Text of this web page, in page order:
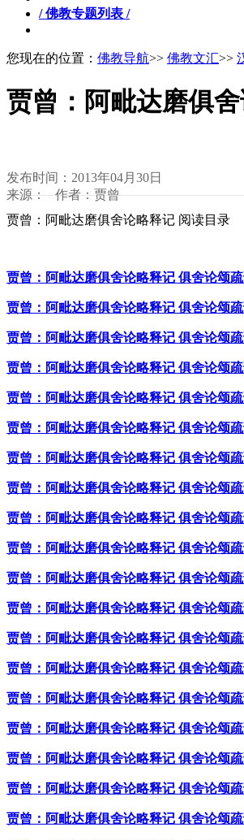
/ 佛教专题列表 /
您现在的位置： 佛教导航>> 佛教文汇>>
贾曾：阿毗达磨俱舍
发布时间：2013年04月30日
来源： 作者：贾曾
贾曾：阿毗达磨俱舍论略释记 阅读目录
贾曾：阿毗达磨俱舍论略释记 俱舍论颂
贾曾：阿毗达磨俱舍论略释记 俱舍论颂
贾曾：阿毗达磨俱舍论略释记 俱舍论颂
贾曾：阿毗达磨俱舍论略释记 俱舍论颂
贾曾：阿毗达磨俱舍论略释记 俱舍论颂
贾曾：阿毗达磨俱舍论略释记 俱舍论颂
贾曾：阿毗达磨俱舍论略释记 俱舍论颂
贾曾：阿毗达磨俱舍论略释记 俱舍论颂
贾曾：阿毗达磨俱舍论略释记 俱舍论颂
贾曾：阿毗达磨俱舍论略释记 俱舍论颂
贾曾：阿毗达磨俱舍论略释记 俱舍论颂
贾曾：阿毗达磨俱舍论略释记 俱舍论颂
贾曾：阿毗达磨俱舍论略释记 俱舍论颂
贾曾：阿毗达磨俱舍论略释记 俱舍论颂
贾曾：阿毗达磨俱舍论略释记 俱舍论颂
贾曾：阿毗达磨俱舍论略释记 俱舍论颂
贾曾：阿毗达磨俱舍论略释记 俱舍论颂
贾曾：阿毗达磨俱舍论略释记 俱舍论颂
贾曾：阿毗达磨俱舍论略释记 俱舍论颂